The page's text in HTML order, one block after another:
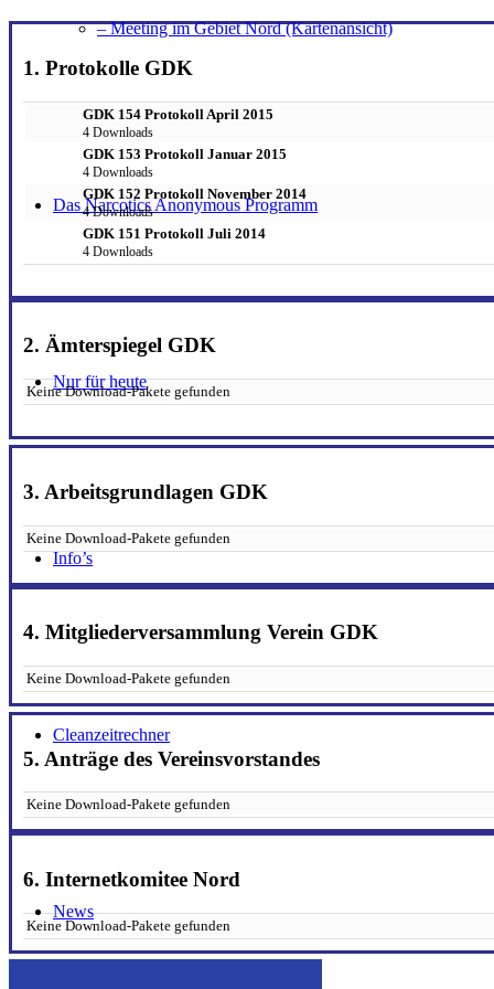
– Meeting im Gebiet Nord (Kartenansicht)
Das Narcotics Anonymous Programm
Nur für heute
Info’s
Cleanzeitrechner
News
1. Protokolle GDK
GDK 154 Protokoll April 2015
4 Downloads
GDK 153 Protokoll Januar 2015
4 Downloads
GDK 152 Protokoll November 2014
4 Downloads
GDK 151 Protokoll Juli 2014
4 Downloads
2. Ämterspiegel GDK
Keine Download-Pakete gefunden
3. Arbeitsgrundlagen GDK
Keine Download-Pakete gefunden
4. Mitgliederversammlung Verein GDK
Keine Download-Pakete gefunden
5. Anträge des Vereinsvorstandes
Keine Download-Pakete gefunden
6. Internetkomitee Nord
Keine Download-Pakete gefunden